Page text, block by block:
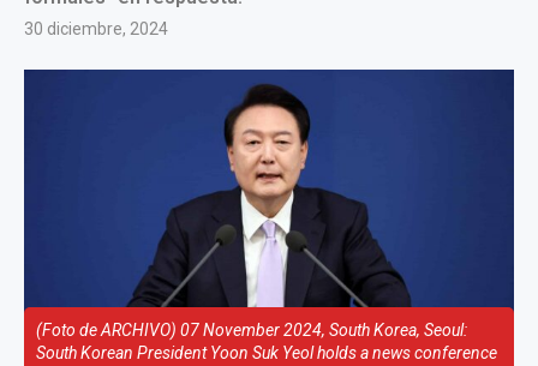
30 diciembre, 2024
(Foto de ARCHIVO) 07 November 2024, South Korea, Seoul:
South Korean President Yoon Suk Yeol holds a news conference